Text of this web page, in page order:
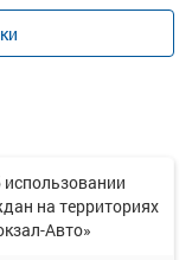
на территориях
Авто»